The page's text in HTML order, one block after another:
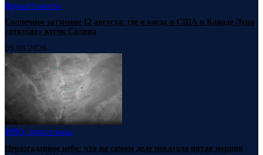
НаукаНовости
Солнечное затмение 12 августа: где и когда в США и Канаде Луна
«откусит» кусок Солнца
09.08.2026
НЛО, пришельцы
Неразгаданное небо: что на самом деле показала пятая порция